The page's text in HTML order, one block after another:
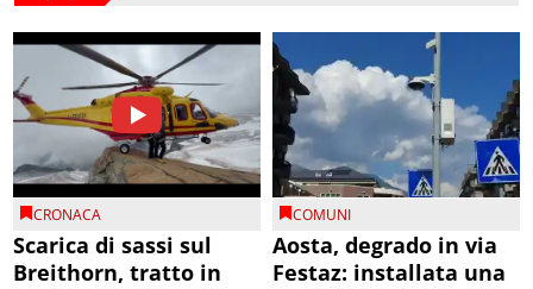
CRONACA
Scarica di sassi sul
Breithorn, tratto in
COMUNI
Aosta, degrado in via
Festaz: installata una